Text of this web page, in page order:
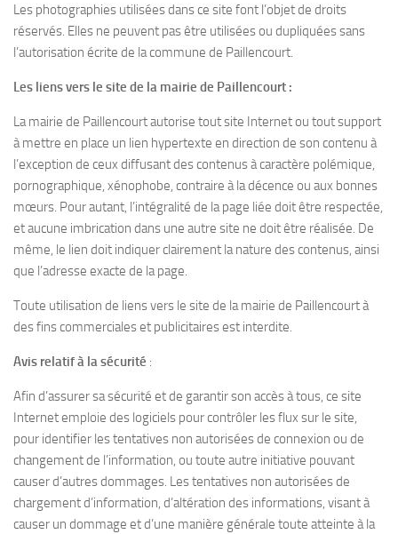
Les photographies utilisées dans ce site font l’objet de droits
réservés. Elles ne peuvent pas être utilisées ou dupliquées sans
l’autorisation écrite de la commune de Paillencourt.
Les liens vers le site de la mairie de Paillencourt :
La mairie de Paillencourt autorise tout site Internet ou tout support
à mettre en place un lien hypertexte en direction de son contenu à
l’exception de ceux diffusant des contenus à caractère polémique,
pornographique, xénophobe, contraire à la décence ou aux bonnes
mœurs. Pour autant, l’intégralité de la page liée doit être respectée,
et aucune imbrication dans une autre site ne doit être réalisée. De
même, le lien doit indiquer clairement la nature des contenus, ainsi
que l’adresse exacte de la page.
Toute utilisation de liens vers le site de la mairie de Paillencourt à
des fins commerciales et publicitaires est interdite.
Avis relatif à la sécurité :
Afin d’assurer sa sécurité et de garantir son accès à tous, ce site
Internet emploie des logiciels pour contrôler les flux sur le site,
pour identifier les tentatives non autorisées de connexion ou de
changement de l’information, ou toute autre initiative pouvant
causer d’autres dommages. Les tentatives non autorisées de
chargement d’information, d’altération des informations, visant à
causer un dommage et d’une manière générale toute atteinte à la